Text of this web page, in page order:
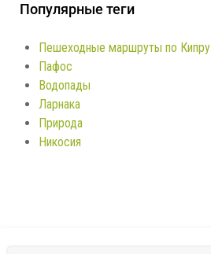
Популярные теги
Пешеходные маршруты по Кипру
Пафос
Водопады
Ларнака
Природа
Никосия